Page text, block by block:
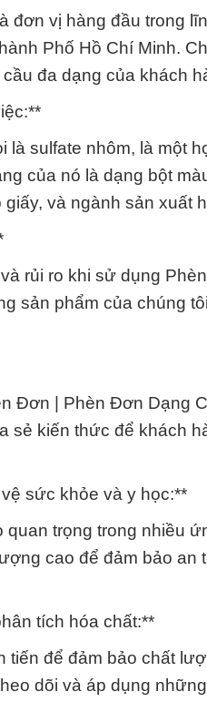
đơn vị hàng đầu trong
Phố Hồ Chí Minh.
đa dạng của khách
sulfate nhôm, là một
của nó là dạng bột
và ngành sản xuất
rủi ro khi sử dụng
sản phẩm của chúng
Đơn | Phèn Đơn Dạng
sẻ kiến thức để khách
sức khỏe và y học:**
trọng trong nhiều
cao để đảm bảo
tích hóa chất:**
tiến để đảm bảo chất
dõi và áp dụng